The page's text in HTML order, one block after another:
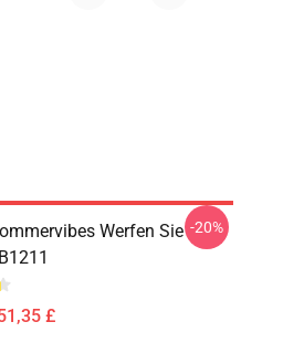
Werfen Sie
£
-20%